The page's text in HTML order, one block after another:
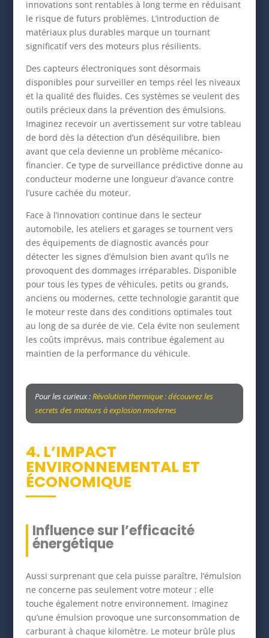
innovations sont rentables à long terme en réduisant
le risque de futurs problèmes. L’introduction de
matériaux plus durables marque un tournant
significatif vers des moteurs plus résilients.
Des capteurs électroniques sont désormais
disponibles pour surveiller en temps réel les niveaux
et la qualité des fluides. Ces systèmes se veulent des
outils précieux dans la prévention des émulsions.
Imaginez recevoir un avertissement sur votre tableau
de bord dès la détection d’un déséquilibre, bien
avant que cela devienne un problème mécanico-
financier. Ce type de surveillance prédictive donne au
conducteur moderne une longueur d’avance contre
l’usure cachée du moteur.
Face à l’innovation continue dans le secteur
automobile, les ateliers et garages se tournent vers
des équipements de diagnostic avancés pour
détecter les signes d’émulsion bien avant qu’ils ne
provoquent des dommages irréparables. Disponible
pour tous les types de véhicules, petits ou grands,
anciens ou modernes, cette technologie garantit que
le moteur reste dans des conditions optimales tout
au long de sa durée de vie. Cela évite non seulement
les coûts imprévus, mais contribue également au
maintien de la performance du véhicule.
Pour les curieux : Révolution thermique : découvrez les
secrets des moteurs à explosion modernes
4. L’IMPACT
ENVIRONNEMENTAL ET
ÉCONOMIQUE
Influence sur l’efficacité
énergétique
Aussi surprenant que cela puisse paraître, l’émulsion
ne concerne pas seulement votre moteur ; elle
touche également notre environnement. Imaginez
qu’une émulsion provoque une surconsommation de
carburant à chaque kilomètre. Le moteur brûle plus